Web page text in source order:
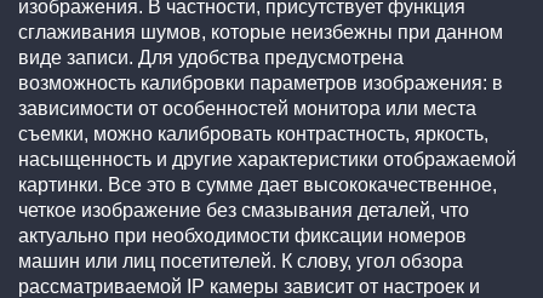
изображения. В частности, присутствует функция
сглаживания шумов, которые неизбежны при данном
виде записи. Для удобства предусмотрена
возможность калибровки параметров изображения: в
зависимости от особенностей монитора или места
съемки, можно калибровать контрастность, яркость,
насыщенность и другие характеристики отображаемой
картинки. Все это в сумме дает высококачественное,
четкое изображение без смазывания деталей, что
актуально при необходимости фиксации номеров
машин или лиц посетителей. К слову, угол обзора
рассматриваемой IP камеры зависит от настроек и